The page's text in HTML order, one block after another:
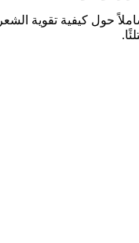
كيفية تقوية الشعر،